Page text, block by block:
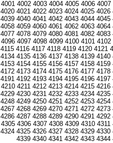
4001 4002 4003 4004 4005 4006 4007
4020 4021 4022 4023 4024 4025 4026
4039 4040 4041 4042 4043 4044 4045
4058 4059 4060 4061 4062 4063 4064
4077 4078 4079 4080 4081 4082 4083
4096 4097 4098 4099 4100 4101 4102
4115 4116 4117 4118 4119 4120 4121
4134 4135 4136 4137 4138 4139 4140
4153 4154 4155 4156 4157 4158 4159
4172 4173 4174 4175 4176 4177 4178
4191 4192 4193 4194 4195 4196 4197
4210 4211 4212 4213 4214 4215 4216
4229 4230 4231 4232 4233 4234 4235
4248 4249 4250 4251 4252 4253 4254
4267 4268 4269 4270 4271 4272 4273
4286 4287 4288 4289 4290 4291 4292
4305 4306 4307 4308 4309 4310 4311
4324 4325 4326 4327 4328 4329 4330
4339 4340 4341 4342 4343 4344